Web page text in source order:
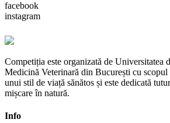
facebook
instagram
Competiția este organizată de Universitatea
Medicină Veterinară din București cu scopul
unui stil de viață sănătos și este dedicată
mișcare în natură.
Info